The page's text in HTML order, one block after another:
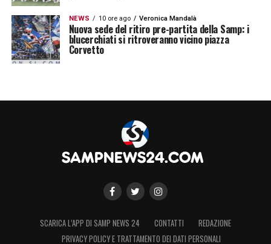
NEWS 10 ore ago Veronica Mandalà
Nuova sede del ritiro pre-partita della Samp: i
blucerchiati si ritroveranno vicino piazza
Corvetto
SCARICA L’APP DI SAMP NEWS 24 CONTATTI
REDAZIONE
PRIVACY POLICY E TRATTAMENTO DEI DATI PERSONALI